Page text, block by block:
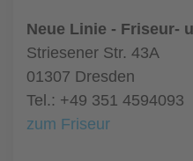
Neue Linie - Friseur-
Striesener Str. 43A
01307 Dresden
Tel.: +49 351 4594093
zum Friseur